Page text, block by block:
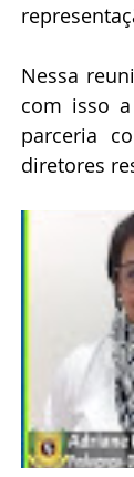
Nessa
com isso
parceria
diretores